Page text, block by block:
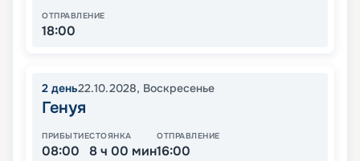
ОТПРАВЛЕНИЕ
18:00
2 день22.10.2028, Воскресенье
Генуя
ПРИБЫТИЕ
08:00
СТОЯНКА
8 ч 00 мин
ОТПРАВЛЕНИЕ
16:00